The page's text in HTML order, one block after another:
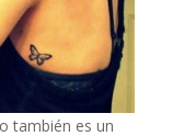
también es un